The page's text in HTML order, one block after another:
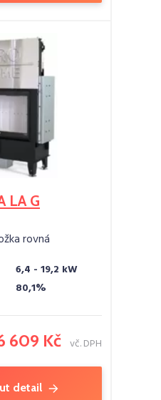
LA G
rovná
6,4 - 19,2 kW
80,1%
609 Kč vč. DPH
detail